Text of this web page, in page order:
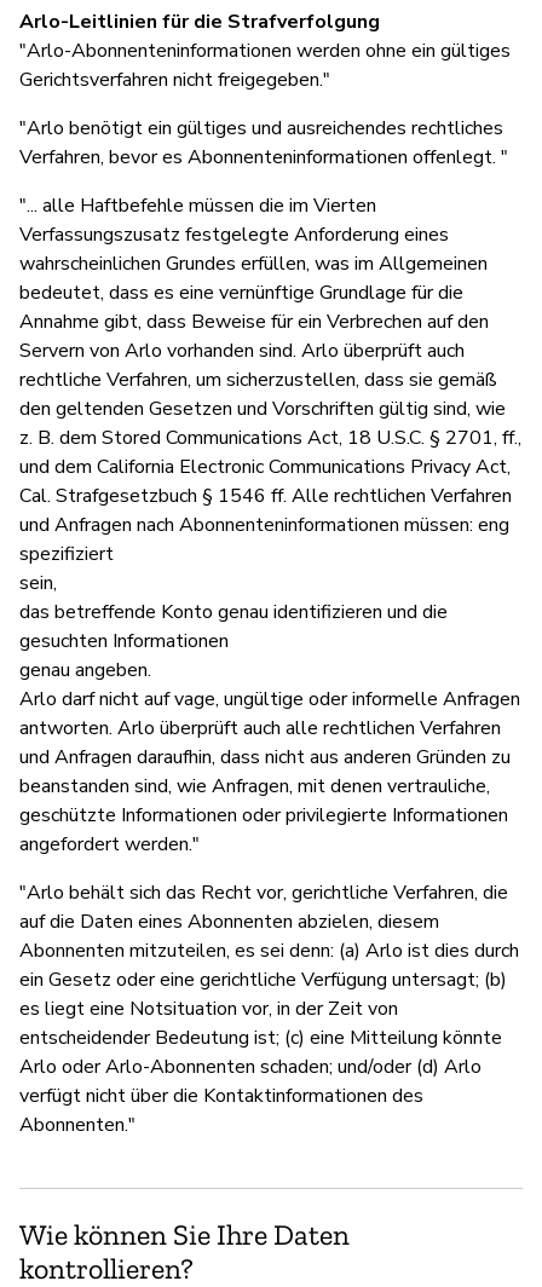
Arlo-Leitlinien für die Strafverfolgung
"Arlo-Abonnenteninformationen werden ohne ein gültiges
Gerichtsverfahren nicht freigegeben."
"Arlo benötigt ein gültiges und ausreichendes rechtliches
Verfahren, bevor es Abonnenteninformationen offenlegt. "
"... alle Haftbefehle müssen die im Vierten
Verfassungszusatz festgelegte Anforderung eines
wahrscheinlichen Grundes erfüllen, was im Allgemeinen
bedeutet, dass es eine vernünftige Grundlage für die
Annahme gibt, dass Beweise für ein Verbrechen auf den
Servern von Arlo vorhanden sind. Arlo überprüft auch
rechtliche Verfahren, um sicherzustellen, dass sie gemäß
den geltenden Gesetzen und Vorschriften gültig sind, wie
z. B. dem Stored Communications Act, 18 U.S.C. § 2701, ff.,
und dem California Electronic Communications Privacy Act,
Cal. Strafgesetzbuch § 1546 ff. Alle rechtlichen Verfahren
und Anfragen nach Abonnenteninformationen müssen: eng
spezifiziert
sein,
das betreffende Konto genau identifizieren und die
gesuchten Informationen
genau angeben.
Arlo darf nicht auf vage, ungültige oder informelle Anfragen
antworten. Arlo überprüft auch alle rechtlichen Verfahren
und Anfragen daraufhin, dass nicht aus anderen Gründen zu
beanstanden sind, wie Anfragen, mit denen vertrauliche,
geschützte Informationen oder privilegierte Informationen
angefordert werden."
"Arlo behält sich das Recht vor, gerichtliche Verfahren, die
auf die Daten eines Abonnenten abzielen, diesem
Abonnenten mitzuteilen, es sei denn: (a) Arlo ist dies durch
ein Gesetz oder eine gerichtliche Verfügung untersagt; (b)
es liegt eine Notsituation vor, in der Zeit von
entscheidender Bedeutung ist; (c) eine Mitteilung könnte
Arlo oder Arlo-Abonnenten schaden; und/oder (d) Arlo
verfügt nicht über die Kontaktinformationen des
Abonnenten."
Wie können Sie Ihre Daten
kontrollieren?